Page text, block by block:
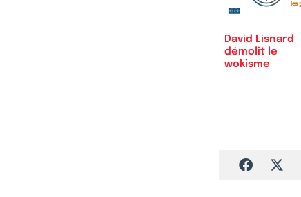
David Lisnard
démolit le
wokisme